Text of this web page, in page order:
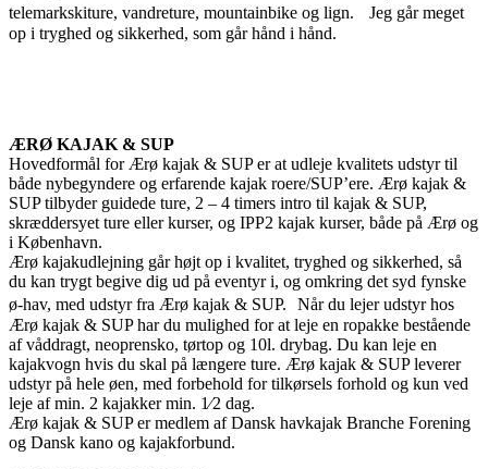
telemarkskiture, vandreture, mountainbike og lign. Jeg går meget
op i tryghed og sikkerhed, som går hånd i hånd.
ÆRØ KAJAK & SUP
Hovedformål for Ærø kajak & SUP er at udleje kvalitets udstyr til
både nybegyndere og erfarende kajak roere/SUP’ere. Ærø kajak &
SUP tilbyder guidede ture, 2 – 4 timers intro til kajak & SUP,
skræddersyet ture eller kurser, og IPP2 kajak kurser, både på Ærø og
i København.
Ærø kajakudlejning går højt op i kvalitet, tryghed og sikkerhed, så
du kan trygt begive dig ud på eventyr i, og omkring det syd fynske
ø-hav, med udstyr fra Ærø kajak & SUP. Når du lejer udstyr hos
Ærø kajak & SUP har du mulighed for at leje en ropakke bestående
af våddragt, neoprensko, tørtop og 10l. drybag. Du kan leje en
kajakvogn hvis du skal på længere ture. Ærø kajak & SUP leverer
udstyr på hele øen, med forbehold for tilkørsels forhold og kun ved
leje af min. 2 kajakker min. 1⁄2 dag.
Ærø kajak & SUP er medlem af Dansk havkajak Branche Forening
og Dansk kano og kajakforbund.